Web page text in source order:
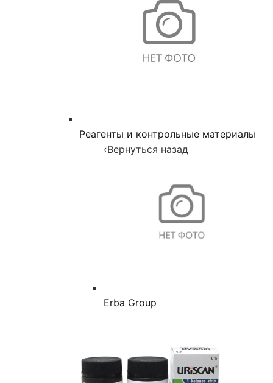
Реагенты и контрольные материалы
‹Вернуться назад
Erba Group